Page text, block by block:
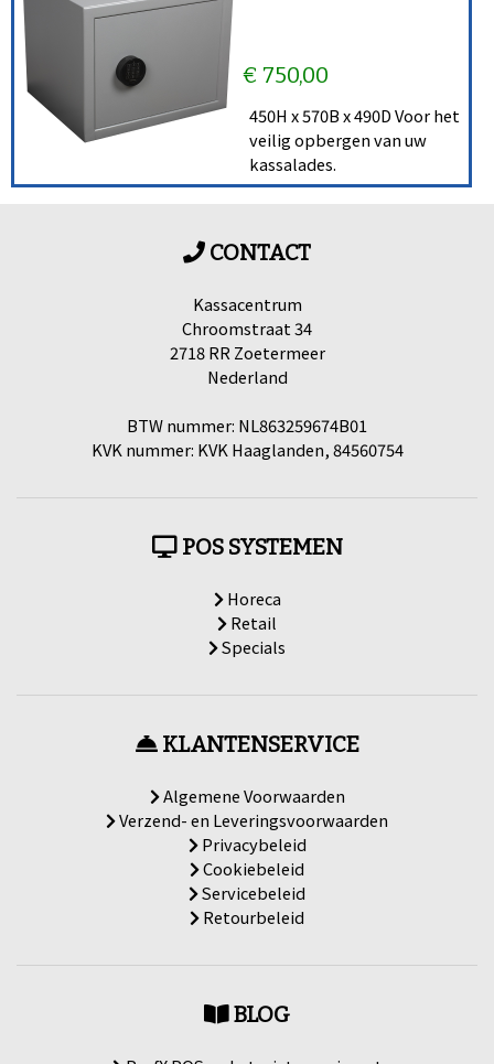
€ 750,00
450H x 570B x 490D Voor het
veilig opbergen van uw
kassalades.
CONTACT
Kassacentrum
Chroomstraat 34
2718 RR Zoetermeer
Nederland
BTW nummer: NL863259674B01
KVK nummer: KVK Haaglanden, 84560754
POS SYSTEMEN
Horeca
Retail
Specials
KLANTENSERVICE
Algemene Voorwaarden
Verzend- en Leveringsvoorwaarden
Privacybeleid
Cookiebeleid
Servicebeleid
Retourbeleid
BLOG